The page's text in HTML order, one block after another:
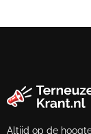
Altijd op de